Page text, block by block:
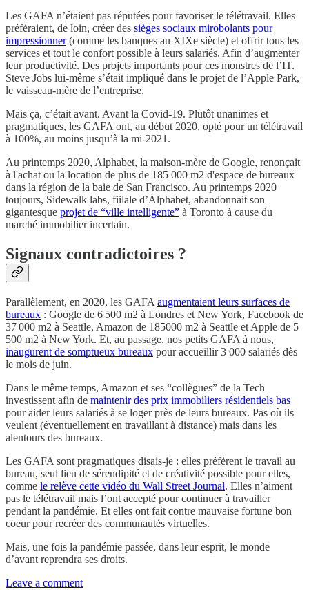
Les GAFA n’étaient pas réputées pour favoriser le télétravail. Elles
préféraient, de loin, créer des sièges sociaux mirobolants pour
impressionner(comme les banques au XIXe siècle) et offrir tous les
services et tout le confort possible à leurs salariés. Afin d’augmenter
leur productivité. Des projets importants pour ces monstres de l’IT.
Steve Jobs lui-même s’était impliqué dans le projet de l’Apple Park,
le vaisseau-mère de l’entreprise.
Mais ça, c’était avant. Avant la Covid-19. Plutôt unanimes et
pragmatiques, les GAFA ont, au début 2020, opté pour un télétravail
à 100%, au moins jusqu’à la mi-2021.
Au printemps 2020, Alphabet, la maison-mère de Google, renonçait
à l'achat ou la location de plus de 185 000 m2 d'espace de bureaux
dans la région de la baie de San Francisco. Au printemps 2020
toujours, Sidewalk labs, fiilale d’Alphabet, abandonnait son
gigantesque projet de “ville intelligente” à Toronto à cause du
marché immobilier incertain.
Signaux contradictoires ?
Parallèlement, en 2020, les GAFA augmentaient leurs surfaces de
bureaux : Google de 6 500 m2 à Londres et New York, Facebook de
37 000 m2 à Seattle, Amazon de 185000 m2 à Seattle et Apple de 5
500 m2 à New York. Et, au passage, nos petits GAFA à nous,
inaugurent de somptueux bureaux pour accueillir 3 000 salariés dès
le mois de juin.
Dans le même temps, Amazon et ses “collègues” de la Tech
investissent afin de maintenir des prix immobiliers résidentiels bas
pour aider leurs salariés à se loger près de leurs bureaux. Pas où ils
veulent (éventuellement en travaillant à distance) mais dans les
alentours des bureaux.
Les GAFA sont pragmatiques disais-je : elles préfèrent le travail au
bureau, seul lieu de sérendipité et de créativité possible pour elles,
comme le relève cette vidéo du Wall Street Journal. Elles n’aiment
pas le télétravail mais l’ont accepté pour continuer à travailler
pendant la pandémie. Et elles ont fait contre mauvaise fortune bon
coeur pour recréer des communautés virtuelles.
Mais, une fois la pandémie passée, dans leur esprit, le monde
d’avant reprendra ses droits.
Leave a comment